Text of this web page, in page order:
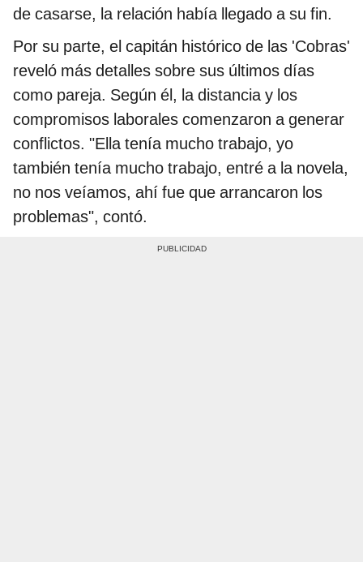
de casarse, la relación había llegado a su fin.
Por su parte, el capitán histórico de las 'Cobras'
reveló más detalles sobre sus últimos días
como pareja. Según él, la distancia y los
compromisos laborales comenzaron a generar
conflictos. "Ella tenía mucho trabajo, yo
también tenía mucho trabajo, entré a la novela,
no nos veíamos, ahí fue que arrancaron los
problemas", contó.